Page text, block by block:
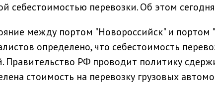
себестоимостью перевозки. Об этом
между портом "Новороссийск" и портом
определено, что себестоимость
Правительство РФ проводит политику
стоимость на перевозку грузовых